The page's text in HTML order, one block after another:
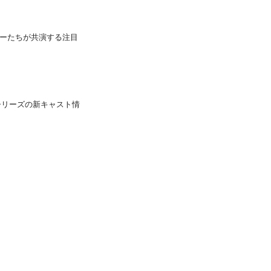
たちが共演する注目
ーズの新キャスト情